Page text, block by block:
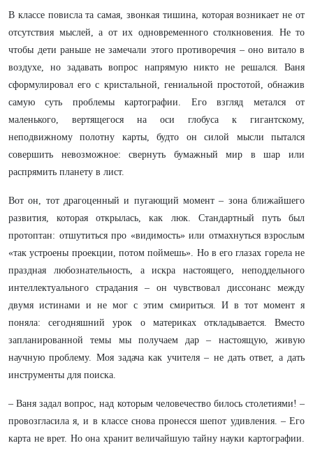
В классе повисла та самая, звонкая тишина, которая возникает не от
отсутствия мыслей, а от их одновременного столкновения. Не то
чтобы дети раньше не замечали этого противоречия – оно витало в
воздухе, но задавать вопрос напрямую никто не решался. Ваня
сформулировал его с кристальной, гениальной простотой, обнажив
самую суть проблемы картографии. Его взгляд метался от
маленького, вертящегося на оси глобуса к гигантскому,
неподвижному полотну карты, будто он силой мысли пытался
совершить невозможное: свернуть бумажный мир в шар или
распрямить планету в лист.
Вот он, тот драгоценный и пугающий момент – зона ближайшего
развития, которая открылась, как люк. Стандартный путь был
протоптан: отшутиться про «видимость» или отмахнуться взрослым
«так устроены проекции, потом поймешь». Но в его глазах горела не
праздная любознательность, а искра настоящего, неподдельного
интеллектуального страдания – он чувствовал диссонанс между
двумя истинами и не мог с этим смириться. И в тот момент я
поняла: сегодняшний урок о материках откладывается. Вместо
запланированной темы мы получаем дар – настоящую, живую
научную проблему. Моя задача как учителя – не дать ответ, а дать
инструменты для поиска.
– Ваня задал вопрос, над которым человечество билось столетиями! –
провозгласила я, и в классе снова пронесся шепот удивления. – Его
карта не врет. Но она хранит величайшую тайну науки картографии.